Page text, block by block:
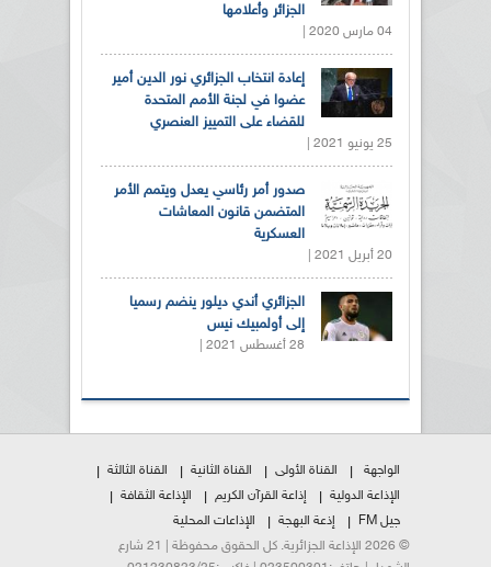
الجزائر وأعلامها
04 مارس 2020 |
إعادة انتخاب الجزائري نور الدين أمير
عضوا في لجنة الأمم المتحدة
للقضاء على التمييز العنصري
25 يونيو 2021 |
صدور أمر رئاسي يعدل ويتمم الأمر
المتضمن قانون المعاشات
العسكرية
20 أبريل 2021 |
الجزائري أندي ديلور ينضم رسميا
إلى أولمبيك نيس
28 أغسطس 2021 |
الواجهة القناة الأولى القناة الثانية
القناة الثالثة
الإذاعة الدولية
إذاعة القرآن الكريم
الإذاعة الثقافة
جيل FM
إذعة البهجة
الإذاعات المحلية
© 2026 الإذاعة الجزائرية. كل الحقوق محفوظة | 21 شارع